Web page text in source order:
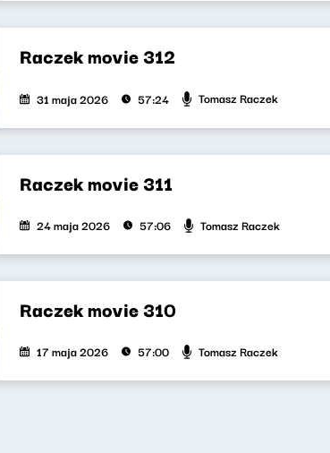
Raczek movie 312
31 maja 2026 57:24 Tomasz Raczek
Raczek movie 311
24 maja 2026 57:06 Tomasz Raczek
Raczek movie 310
17 maja 2026 57:00 Tomasz Raczek